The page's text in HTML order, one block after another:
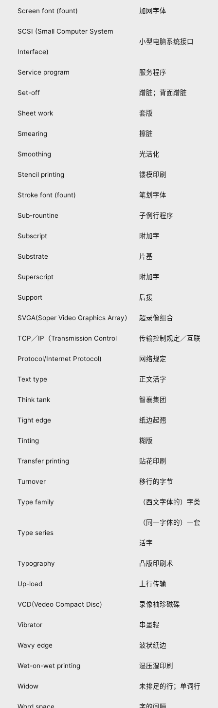
Screen font (fount) 加网字体
SCSI (Small Computer System
Interface)
小型电脑系统接口
Service program 服务程序
Set-off 蹭脏；背面蹭脏
Sheet work 套版
Smearing 擦脏
Smoothing 光洁化
Stencil printing 镂模印刷
Stroke font (fount) 笔划字体
Sub-rountine 子例行程序
Subscript 附加字
Substrate 片基
Superscript 附加字
Support 后援
SVGA(Soper Video Graphics Array） 超录像组合
TCP／IP（Transmission Control
Protocol/Internet Protocol)
传输控制规定／互联
网络规定
Text type 正文活字
Think tank 智襄集团
Tight edge 纸边起翘
Tinting 糊版
Transfer printing 贴花印刷
Turnover 移行的字节
Type family （西文字体的）字类
Type series
（同一字体的）一套
活字
Typography 凸版印刷术
Up-load 上行传输
VCD(Vedeo Compact Disc) 录像袖珍磁碟
Vibrator 串墨辊
Wavy edge 波状纸边
Wet-on-wet printing 湿压湿印刷
Widow 未排足的行；单词行